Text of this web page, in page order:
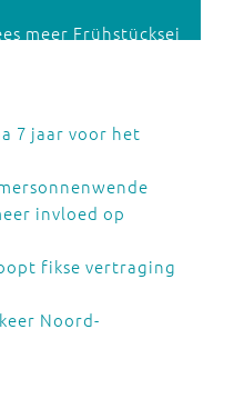
meer Frühstücksei
7 jaar voor het
invloed op
fikse vertraging
Noord-